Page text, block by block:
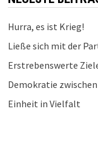
Hurra, es ist Krieg!
Ließe sich mit der
Erstrebenswerte
Demokratie
Einheit in Vielfalt